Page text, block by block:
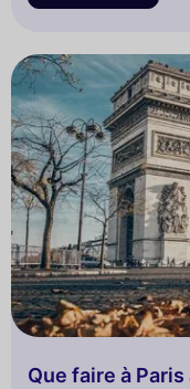
Que faire à